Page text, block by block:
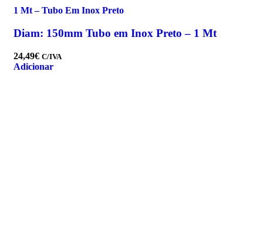
1 Mt – Tubo Em Inox Preto
Diam: 150mm Tubo em Inox Preto – 1 Mt
24,49€ C/IVA
Adicionar